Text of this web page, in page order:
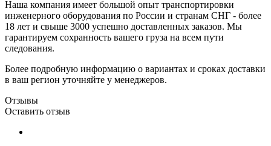
Наша компания имеет большой опыт транспортировки
инженерного оборудования по России и странам СНГ - более
18 лет и свыше 3000 успешно доставленных заказов. Мы
гарантируем сохранность вашего груза на всем пути
следования.
Более подробную информацию о вариантах и сроках доставки
в ваш регион уточняйте у менеджеров.
Отзывы
Оставить отзыв